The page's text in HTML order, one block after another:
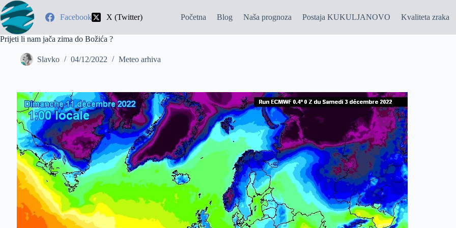
Facebook X (Twitter) Početna Blog Naša prognoza Postaja KUKULJANOVO Kvaliteta zraka
Prijeti li nam jača zima do Božića ?
Slavko 04/12/2022 Meteo arhiva